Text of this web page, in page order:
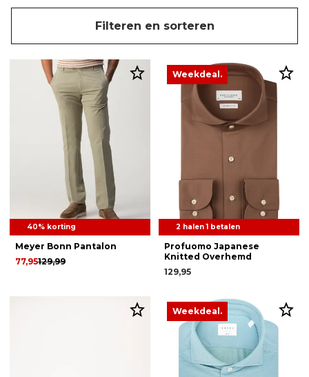
Filteren en sorteren
40% korting
Meyer Bonn Pantalon
129,99
77,95
Weekdeal.
2 halen 1 betalen
Profuomo Japanese
Knitted Overhemd
129,95
Weekdeal.